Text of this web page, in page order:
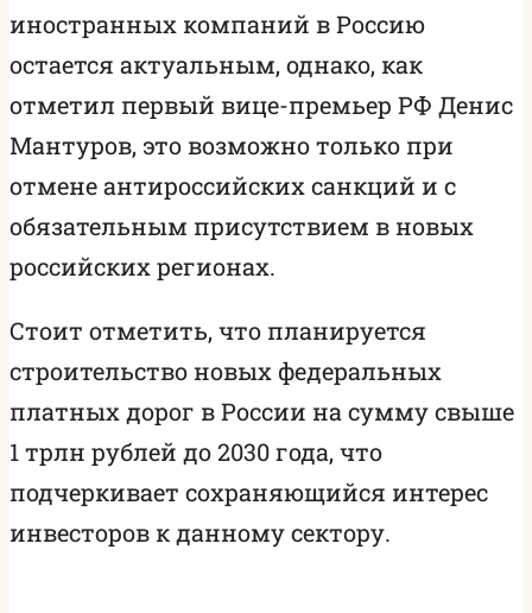
иностранных компаний в Россию
остается актуальным, однако, как
отметил первый вице-премьер РФ Денис
Мантуров, это возможно только при
отмене антироссийских санкций и с
обязательным присутствием в новых
российских регионах.
Стоит отметить, что планируется
строительство новых федеральных
платных дорог в России на сумму свыше
1 трлн рублей до 2030 года, что
подчеркивает сохраняющийся интерес
инвесторов к данному сектору.